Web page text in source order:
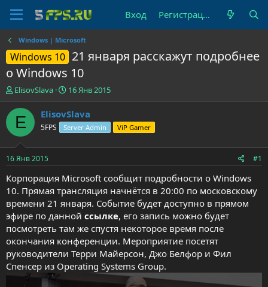
Вход Регистрация
Windows | Microsoft
Windows 10 21 января расскажут подробнее
о Windows 10
А
т
о
р
е
м
ы
ElisovSlava
Д
т
а
н
л
16 Янв 2015
E ElisovSlava
5FPS Server Admin ViP Gamer
16 Янв 2015 #1
Корпорация Microsoft сообщит подробности о Windows
10. Прямая трансляция начнётся в 20:00 по московскому
времени 21 января. Событие будет доступно в прямом
эфире по данной ссылке, его запись можно будет
посмотреть там же спустя некоторое время после
окончания конференции. Мероприятие посетят
руководители Терри Майерсон, Джо Белфор и Фил
Спенсер из Operating Systems Group.